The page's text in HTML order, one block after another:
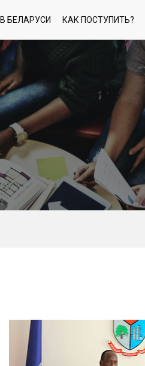
БЕЛАРУСИ КАК ПОСТУПИТЬ?